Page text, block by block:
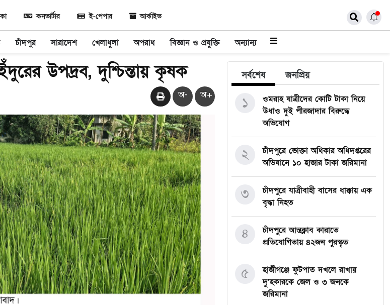
কনভার্টার ই-পেপার আর্কাইভ
চাঁদপুর সারাদেশ খেলাধুলা অপরাধ বিজ্ঞান ও প্রযুক্তি অন্যান্য
উপদ্রব, দুশ্চিন্তায় কৃষক
অ- অ+
সর্বশেষ জনপ্রিয়
ওমরাহ যাত্রীদের কোটি টাকা নিয়ে
উধাও দুই পীরজাদার বিরুদ্ধে
অভিযোগ
১
চাঁদপুরে ভোক্তা অধিকার অধিদপ্তরের
অভিযানে ১০ হাজার টাকা জরিমানা
২
চাঁদপুরে যাত্রীবাহী বাসের ধাক্কায় এক
বৃদ্ধা নিহত
৩
চাঁদপুরে আন্তক্লাব কারাতে
প্রতিযোগিতায় ৪২জন পুরস্কৃত
৪
হাজীগঞ্জে ফুটপাত দখলে রাখায়
দু’হকারকে জেল ও ৩ জনকে
জরিমানা
৫